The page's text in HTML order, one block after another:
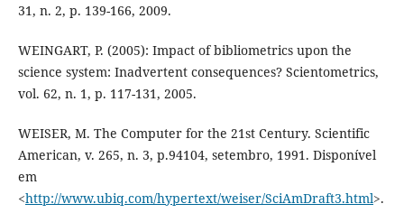
31, n. 2, p. 139-166, 2009.
WEINGART, P. (2005): Impact of bibliometrics upon the
science system: Inadvertent consequences? Scientometrics,
vol. 62, n. 1, p. 117-131, 2005.
WEISER, M. The Computer for the 21st Century. Scientific
American, v. 265, n. 3, p.94104, setembro, 1991. Disponível
em
<http://www.ubiq.com/hypertext/weiser/SciAmDraft3.html>.